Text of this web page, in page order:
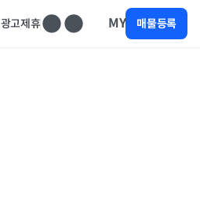
광고제휴 MY 매물등록